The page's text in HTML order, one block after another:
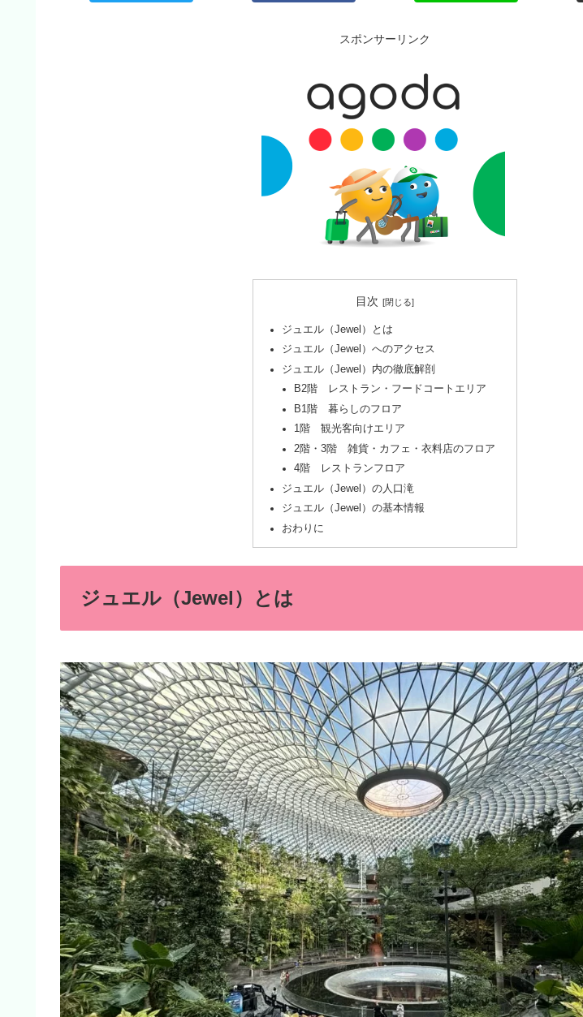
スポンサーリンク
目次
ジュエル（Jewel）とは
ジュエル（Jewel）へのアクセス
ジュエル（Jewel）内の徹底解剖
B2階 レストラン・フードコートエリア
B1階 暮らしのフロア
1階 観光客向けエリア
2階・3階 雑貨・カフェ・衣料店のフロア
4階 レストランフロア
ジュエル（Jewel）の人口滝
ジュエル（Jewel）の基本情報
おわりに
ジュエル（Jewel）とは